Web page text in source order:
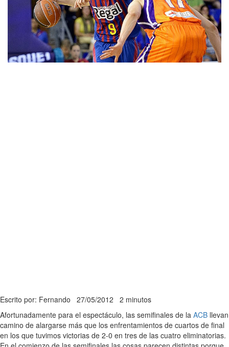
Escrito por: Fernando 27/05/2012 2 minutos
Afortunadamente para el espectáculo, las semifinales de la ACB llevan
camino de alargarse más que los enfrentamientos de cuartos de final
en los que tuvimos victorias de 2-0 en tres de las cuatro eliminatorias.